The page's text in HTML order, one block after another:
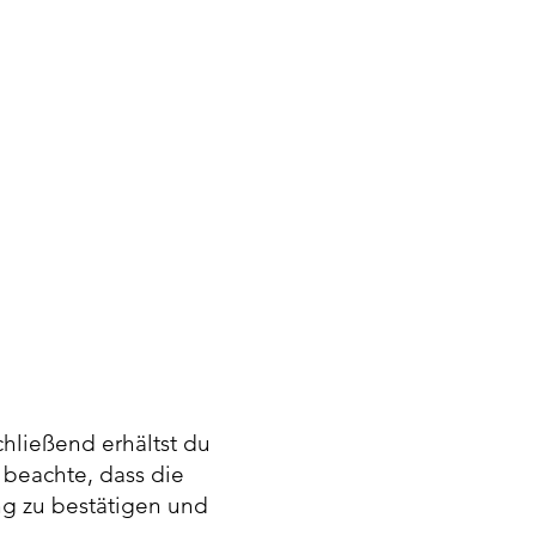
erhältst du
dass die
zu bestätigen und